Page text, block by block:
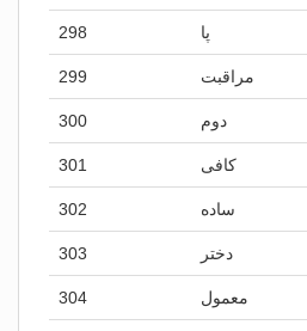
298 پا
299 مراقبت
300 دوم
301 کافی
302 ساده
303 دختر
304 معمول